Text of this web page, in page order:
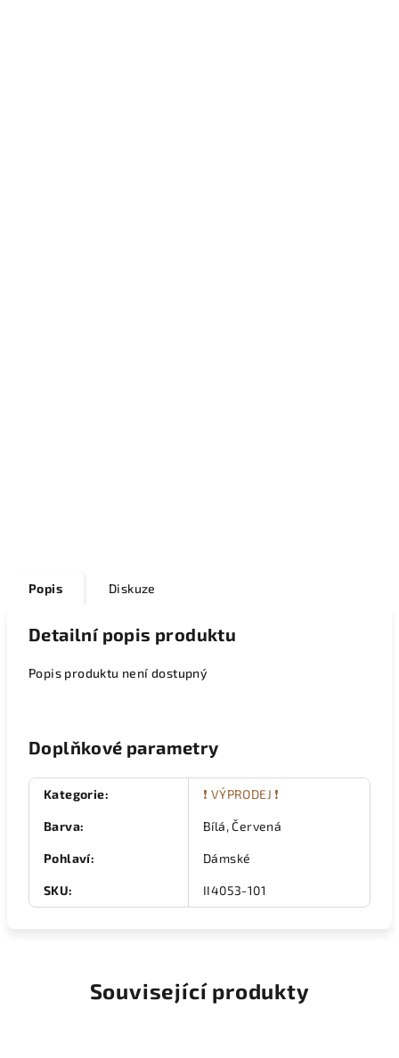
Popis Diskuze
Detailní popis produktu
Popis produktu není dostupný
Doplňkové parametry
Kategorie: ❗ VÝPRODEJ ❗
Barva: Bílá, Červená
Pohlaví: Dámské
SKU: II4053-101
Související produkty